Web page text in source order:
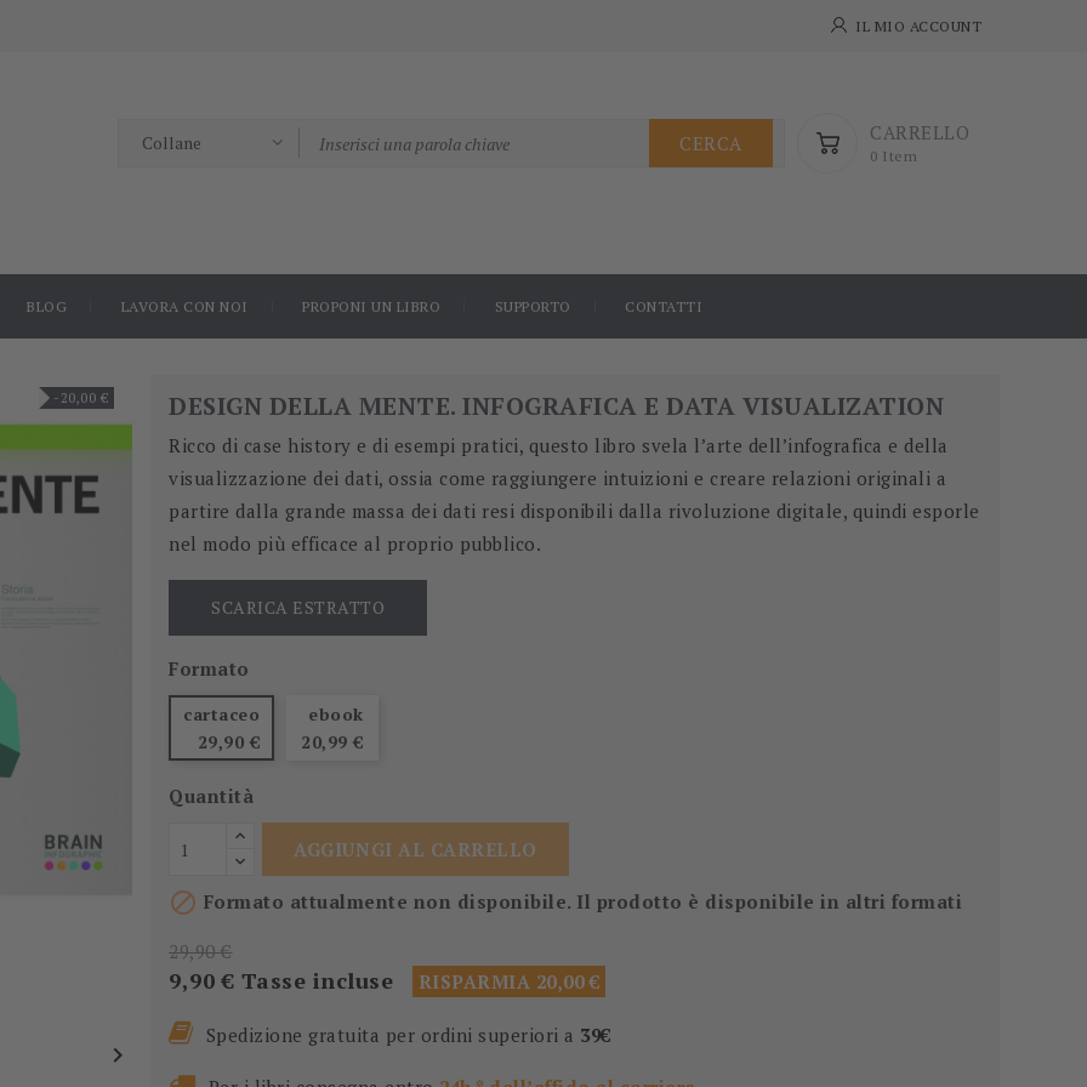
IL MIO ACCOUNT
CARRELLO
0 Item
CERCA
BLOG LAVORA CON NOI PROPONI UN LIBRO SUPPORTO CONTATTI
-20,00 €

DESIGN DELLA MENTE. INFOGRAFICA E DATA VISUALIZATION
Ricco di case history e di esempi pratici, questo libro svela l’arte dell’infografica e della
visualizzazione dei dati, ossia come raggiungere intuizioni e creare relazioni originali a
partire dalla grande massa dei dati resi disponibili dalla rivoluzione digitale, quindi esporle
nel modo più efficace al proprio pubblico.
SCARICA ESTRATTO
Formato
cartaceo
29,90 €
ebook
20,99 €
Quantità
AGGIUNGI AL CARRELLO
 Formato attualmente non disponibile. Il prodotto è disponibile in altri formati
29,90 €
9,90 € Tasse incluse RISPARMIA 20,00 €
Spedizione gratuita per ordini superiori a 39€